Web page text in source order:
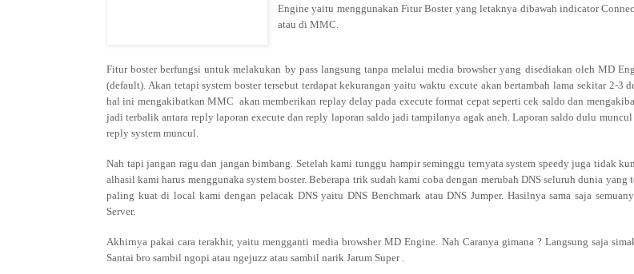
Engine yaitu menggunakan Fitur Boster yang letaknya dibawah indicator
atau di MMC.
Fitur boster berfungsi untuk melakukan by pass langsung tanpa melalui media browsher yang disediakan oleh MD
(default). Akan tetapi system boster tersebut terdapat kekurangan yaitu waktu excute akan bertambah lama sekitar 2-3
hal ini mengakibatkan MMC akan memberikan replay delay pada execute format cepat seperti cek saldo dan
jadi terbalik antara reply laporan execute dan reply laporan saldo jadi tampilanya agak aneh. Laporan saldo dulu muncul
reply system muncul.
Nah tapi jangan ragu dan jangan bimbang. Setelah kami tunggu hampir seminggu ternyata system speedy juga tidak
alhasil kami harus menggunaka system boster. Beberapa trik sudah kami coba dengan merubah DNS seluruh dunia yang
paling kuat di local kami dengan pelacak DNS yaitu DNS Benchmark atau DNS Jumper. Hasilnya sama saja
Server.
Akhirnya pakai cara terakhir, yaitu mengganti media browsher MD Engine. Nah Caranya gimana ? Langsung saja
Santai bro sambil ngopi atau ngejuzz atau sambil narik Jarum Super .